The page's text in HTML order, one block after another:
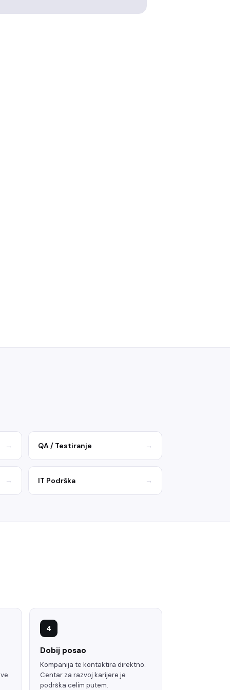
→ QA / Testiranje →
→ IT Podrška →
4
Dobij posao
Kompanija te kontaktira direktno.
Centar za razvoj karijere je
podrška celim putem.